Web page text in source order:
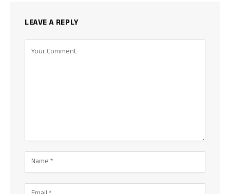
LEAVE A REPLY